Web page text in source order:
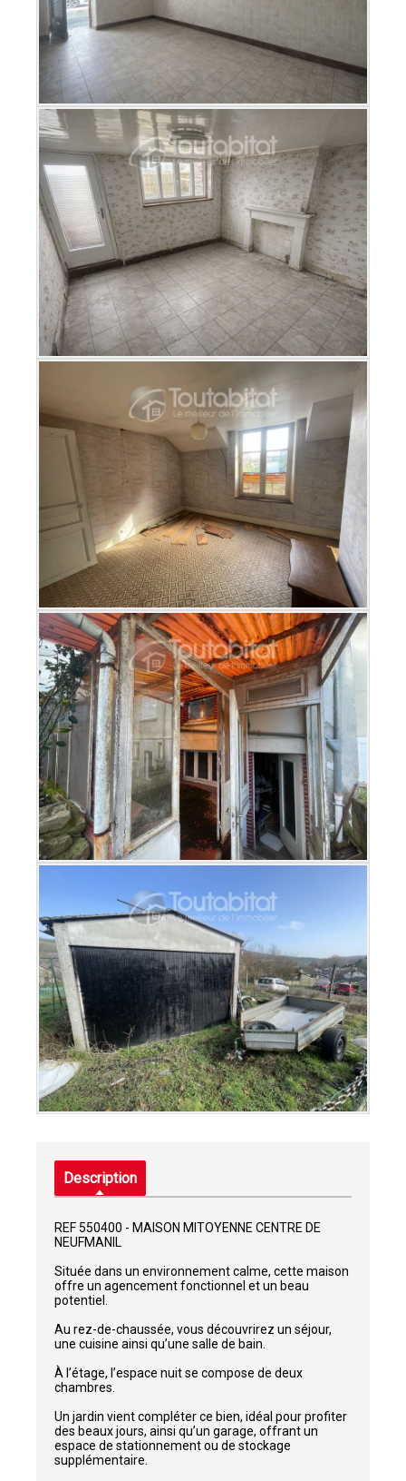
Description
REF 550400 - MAISON MITOYENNE CENTRE DE
NEUFMANIL
Située dans un environnement calme, cette maison
offre un agencement fonctionnel et un beau
potentiel.
Au rez-de-chaussée, vous découvrirez un séjour,
une cuisine ainsi qu’une salle de bain.
À l’étage, l’espace nuit se compose de deux
chambres.
Un jardin vient compléter ce bien, idéal pour profiter
des beaux jours, ainsi qu’un garage, offrant un
espace de stationnement ou de stockage
supplémentaire.